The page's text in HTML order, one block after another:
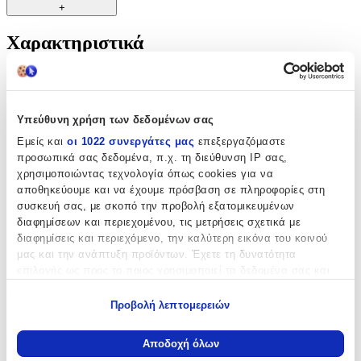
Υπεύθυνη χρήση των δεδομένων σας
Εμείς και οι 1022 συνεργάτες μας επεξεργαζόμαστε
προσωπικά σας δεδομένα, π.χ. τη διεύθυνση IP σας,
χρησιμοποιώντας τεχνολογία όπως cookies για να
αποθηκεύουμε και να έχουμε πρόσβαση σε πληροφορίες στη
συσκευή σας, με σκοπό την προβολή εξατομικευμένων
διαφημίσεων και περιεχομένου, τις μετρήσεις σχετικά με
διαφημίσεις και περιεχόμενο, την καλύτερη εικόνα του κοινού
μας και την ανάπτυξη προϊόντων. Έχετε τη δυνατότητα
Να συλλέξουμε πληροφορίες σχετικά με τη γεωγραφική
σας τοποθεσία, οι οποίες μπορεί να είναι ακριβείς σε
Προβολή λεπτομερειών
Αποδοχή όλων
+
Χαρακτηριστικά
Κατασκευαστής
Κίτρινο
Αυτοκινητάκια:
Όχι
Ζωάκια:
Ιμάντες Στήριξης